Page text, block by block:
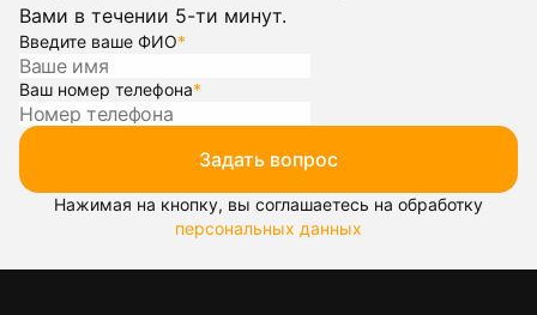
Вами в течении 5-ти минут.
Введите ваше ФИО*
Ваш номер телефона*
Задать вопрос
Нажимая на кнопку, вы соглашаетесь на обработку
персональных данных